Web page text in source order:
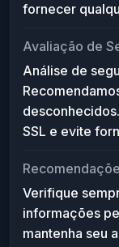
fornecer
Avaliação de
Análise de
SSL e evite
Verifique
informações
mantenha seu